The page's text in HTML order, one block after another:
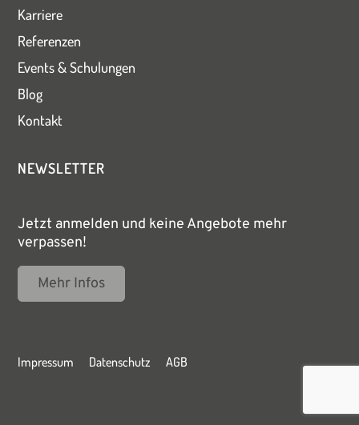
Karriere
Referenzen
Events & Schulungen
Blog
Kontakt
NEWSLETTER
Jetzt anmelden und keine Angebote mehr
verpassen!
Mehr Infos
Impressum Datenschutz AGB